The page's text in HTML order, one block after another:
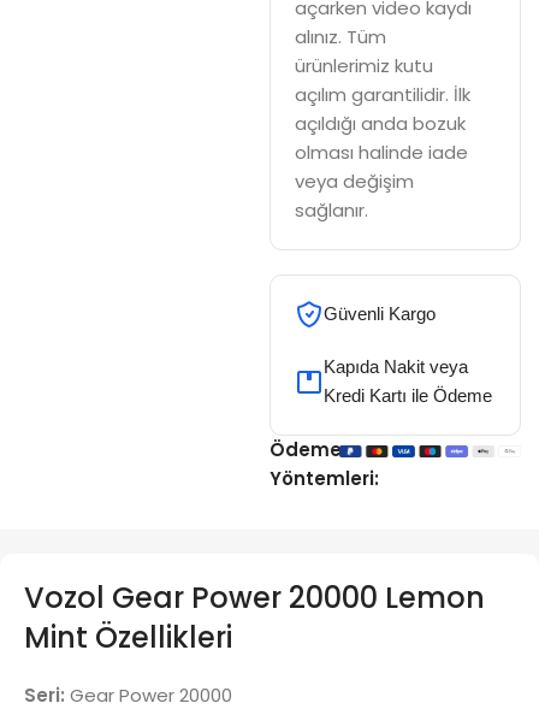
açarken video kaydı
alınız. Tüm
ürünlerimiz kutu
açılım garantilidir. İlk
açıldığı anda bozuk
olması halinde iade
veya değişim
sağlanır.
Güvenli Kargo
Kapıda Nakit veya
Kredi Kartı ile Ödeme
Ödeme
Yöntemleri:
Vozol Gear Power 20000 Lemon
Mint Özellikleri
Seri: Gear Power 20000